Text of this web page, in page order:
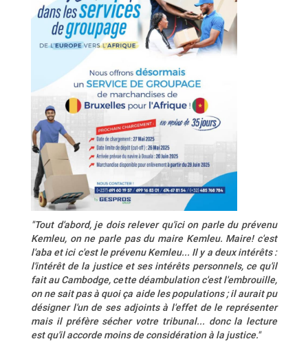
"Tout d'abord, je dois relever qu'ici on parle du prévenu
Kemleu, on ne parle pas du maire Kemleu. Maire! c'est
l'aba et ici c'est le prévenu Kemleu... Il y a deux intérêts :
l'intérêt de la justice et ses intérêts personnels, ce qu'il
fait au Cambodge, cette déambulation c'est l'embrouille,
on ne sait pas à quoi ça aide les populations ; il aurait pu
désigner l'un de ses adjoints à l'effet de le représenter
mais il préfère sécher votre tribunal... donc la lecture
est qu'il accorde moins de considération à la justice."